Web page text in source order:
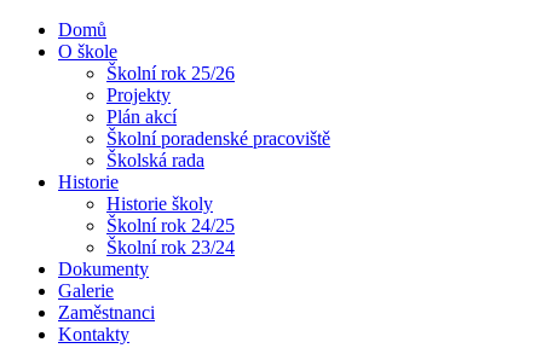
Domů
O škole
Školní rok 25/26
Projekty
Plán akcí
Školní poradenské pracoviště
Školská rada
Historie
Historie školy
Školní rok 24/25
Školní rok 23/24
Dokumenty
Galerie
Zaměstnanci
Kontakty